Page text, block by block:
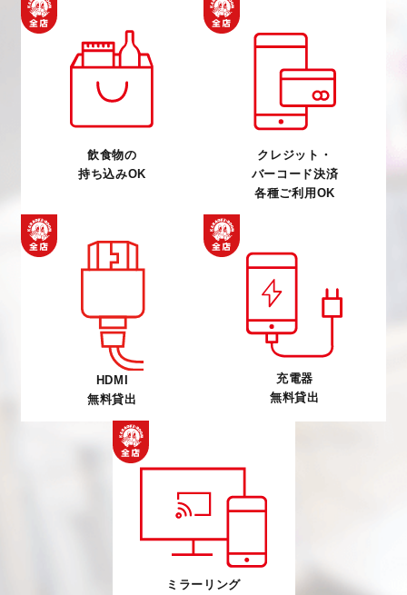
飲食物の
持ち込みOK
クレジット・
バーコード決済
各種ご利用OK
HDMI
無料貸出
充電器
無料貸出
ミラーリング